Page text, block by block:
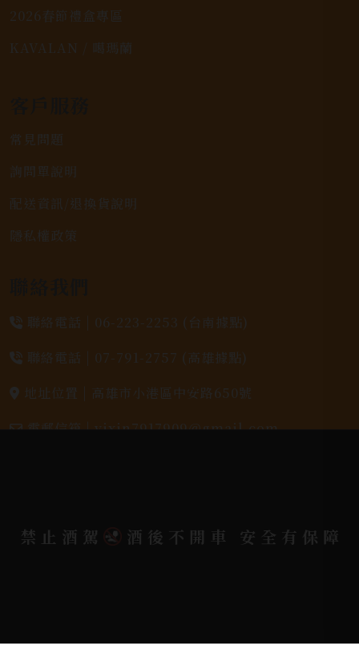
2026春節禮盒專區
KAVALAN / 噶瑪蘭
常見問題
詢問單說明
配送資訊/退換貨說明
隱私權政策
聯絡電話 | 06-223-2253 (台南據點)
聯絡電話 | 07-791-2757 (高雄據點)
地址位置 | 高雄市小港區中安路650號
電郵信箱 |yixin7917909@gmail.com
2026. All rights reserved.
Designed By
Bondlink
禁止酒駕 酒後不開車 安全有保障